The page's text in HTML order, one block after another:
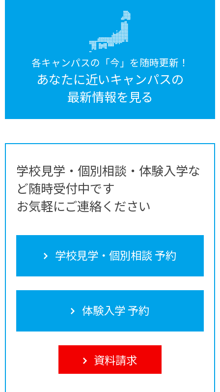
各キャンパスの「今」を随時更新！
あなたに近いキャンパスの
最新情報を見る
学校見学・個別相談・体験入学な
ど随時受付中です
お気軽にご連絡ください
学校見学・個別相談 予約
体験入学 予約
資料請求